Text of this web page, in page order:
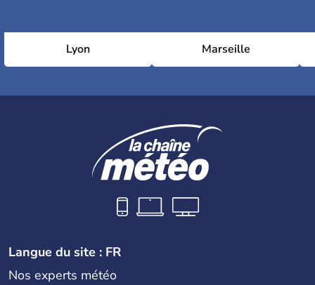
Lyon Marseille
Langue du site : FR
Nos experts météo